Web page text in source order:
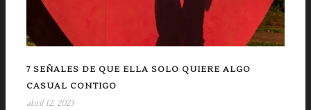
7 SEÑALES DE QUE ELLA SOLO QUIERE ALGO
CASUAL CONTIGO
abril 12, 2023